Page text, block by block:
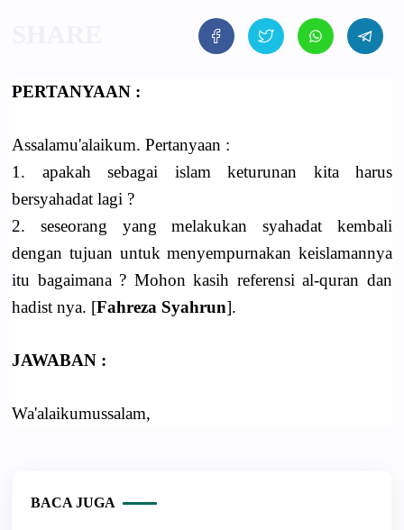
PERTANYAAN :
Assalamu'alaikum. Pertanyaan :
1. apakah sebagai islam keturunan kita harus
bersyahadat lagi ?
2. seseorang yang melakukan syahadat kembali
dengan tujuan untuk menyempurnakan keislamannya
itu bagaimana ? Mohon kasih referensi al-quran dan
hadist nya. [Fahreza Syahrun].
JAWABAN :
Wa'alaikumussalam,
BACA JUGA